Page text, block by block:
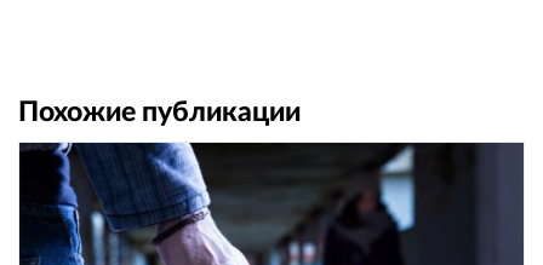
Похожие публикации